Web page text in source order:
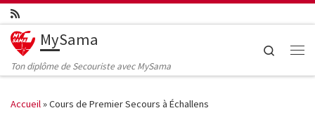
Skip to content
MySama
Ton diplôme de Secouriste avec MySama
Search
Accueil»Cours de Premier Secours à Échallens